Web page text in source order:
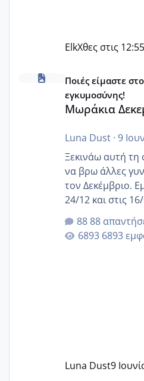
ElkΧθες στις
Μωράκια Δεκεμβρίου 2026
Ποιές είμαστε
εγκυμοσύνης!
Μωράκια
Luna Dust· 9
Ξεκινάω αυτή
να βρω άλλες
τον Δεκέμβριο.
24/12 και στις
της αυχενικής
άγχος και οι
περνάνε με
88
6893
Luna Dust9